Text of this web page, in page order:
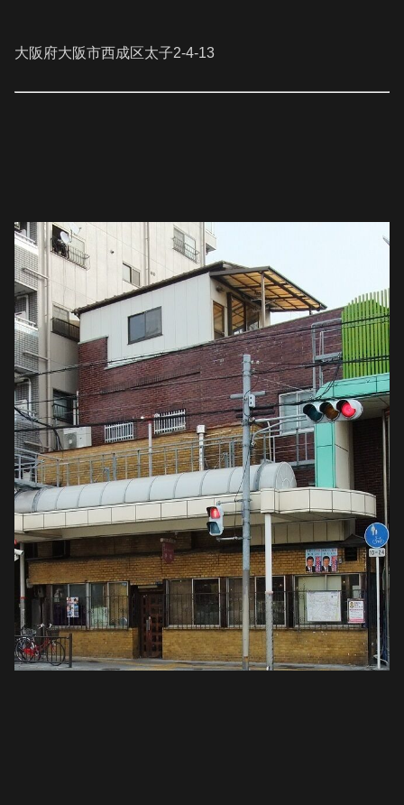
大阪府大阪市西成区太子2-4-13